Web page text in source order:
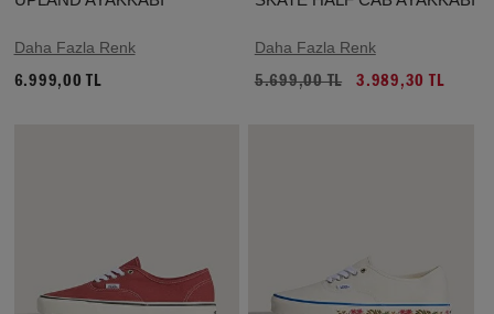
Daha Fazla Renk
6.999,00 TL
Daha Fazla Renk
5.699,00 TL 3.989,30 TL